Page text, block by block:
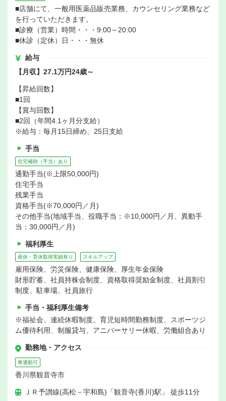
■店舗にて、一般用医薬品販売業務、カウンセリング業務など
を行っていただきます。
■診療（営業）時間・・・9:00～20:00
■休診（定休）日・・・無休
給与
【月収】27.1万円24歳～
【昇給回数】
■1回
【賞与回数】
■2回（年間4.1ヶ月分支給）
※給与：毎月15日締め、25日支給
手当
住宅補助（手当）あり
通勤手当(※上限50,000円)
住宅手当
残業手当
資格手当(※70,000円／月)
その他手当(地域手当、役職手当：※10,000円／月、異動手
当：30,000円／月)
福利厚生
産休・育休取得実績有り スキルアップ
雇用保険、労災保険、健康保険、厚生年金保険
財形貯蓄、社員持株会制度、資格取得奨励金制度、社員割引
制度、駐車場、社員旅行
手当・福利厚生備考
※福祉会、連続休暇制度、育児短時間勤務制度、スポーツジ
ム優待利用、制服貸与、アニバーサリー休暇、労働組合あり
勤務地・アクセス
車通勤可
香川県観音寺市
ＪＲ予讃線(高松－宇和島)「観音寺(香川)駅」 徒歩11分